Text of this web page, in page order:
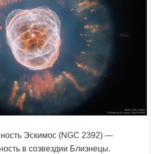
Эскимос (NGC 2392) —
в созвездии Близнецы.